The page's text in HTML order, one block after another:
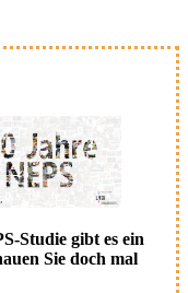
Studie gibt es ein
Sie doch mal